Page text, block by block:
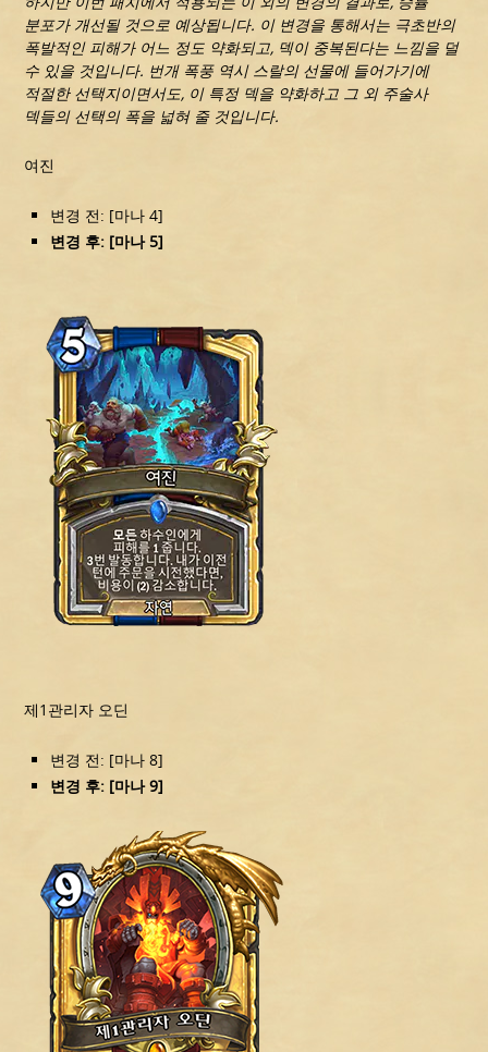
분포가 개선될 것으로 예상됩니다. 이 변경을 통해서는 극초반의
폭발적인 피해가 어느 정도 약화되고, 덱이 중복된다는 느낌을 덜
수 있을 것입니다. 번개 폭풍 역시 스랄의 선물에 들어가기에
적절한 선택지이면서도, 이 특정 덱을 약화하고 그 외 주술사
덱들의 선택의 폭을 넓혀 줄 것입니다.
여진
변경 전: [마나 4]
변경 후: [마나 5]
제1관리자 오딘
변경 전: [마나 8]
변경 후: [마나 9]